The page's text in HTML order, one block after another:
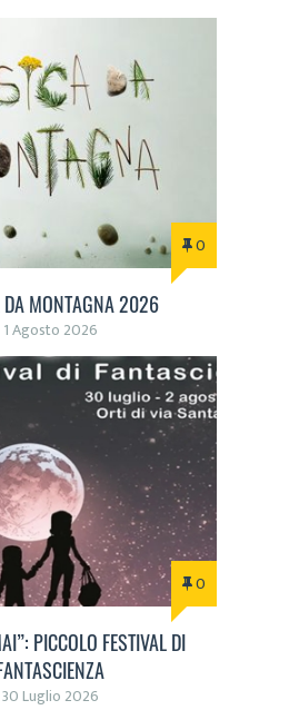
0
MONTAGNA 2026
1 Agosto 2026
0
PICCOLO FESTIVAL DI
30 Luglio 2026